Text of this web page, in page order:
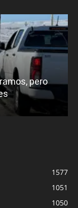
pero
1577
1051
1050